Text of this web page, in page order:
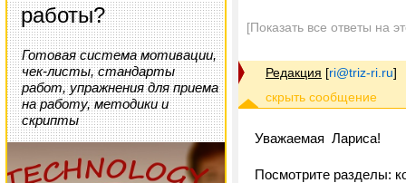
работы?
Готовая система мотивации,
чек-листы, стандарты
работ, упражнения для приема
на работу, методики и
скрипты
[Показать все ответы на
Редакция [ri@triz-ri.ru]
Уважаемая Лариса!
Посмотрите разделы: